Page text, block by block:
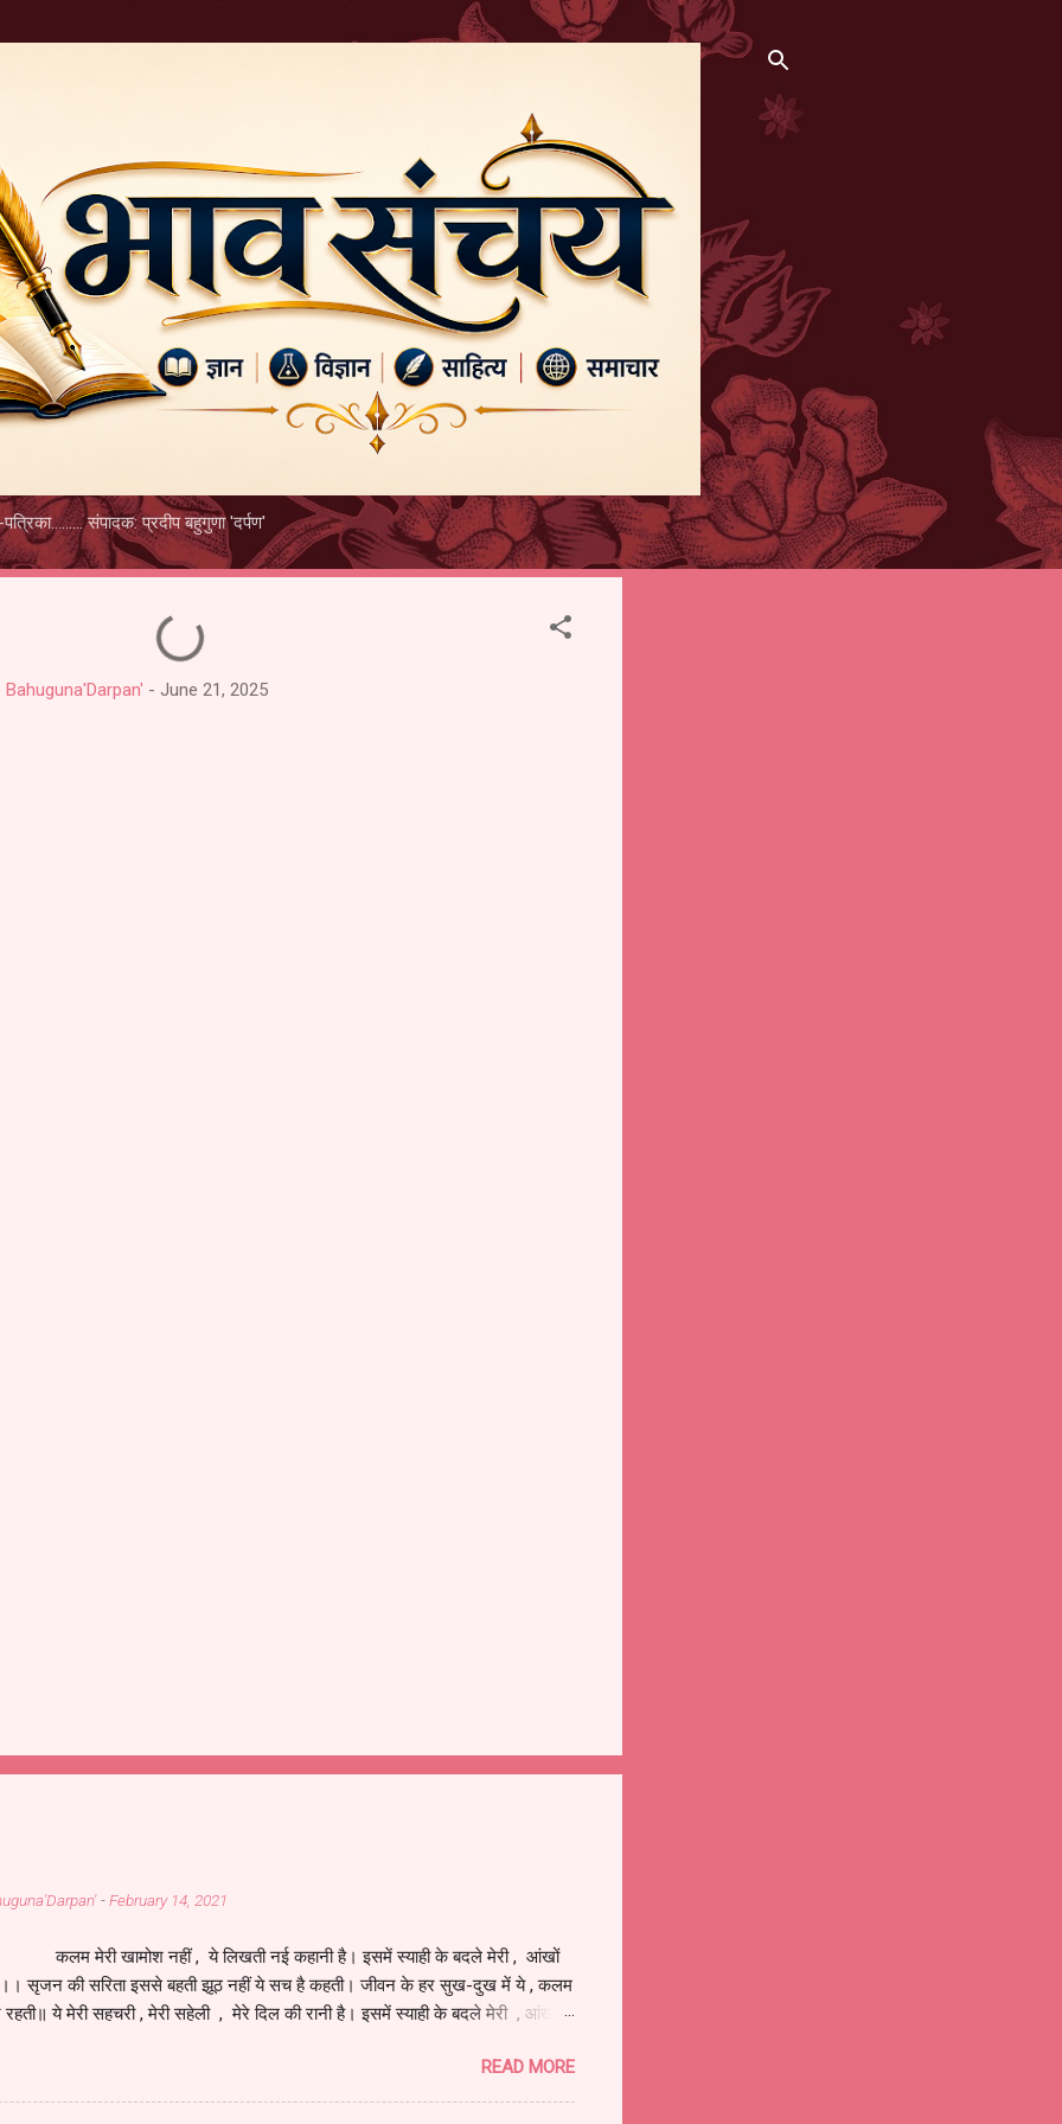
पत्रिका......... संपादक: प्रदीप बहुगुणा 'दर्पण'
Bahuguna'Darpan' - June 21, 2025
-February 14, 2021
खामोश नहीं , ये लिखती नई कहानी है। इसमें स्याही के बदले मेरी , आंखों
है।। सृजन की सरिता इससे बहती झूठ नहीं ये सच है कहती। जीवन के हर सुख-दुख में ये , कलम
ये मेरी सहचरी , मेरी सहेली , मेरे दिल की रानी है। इसमें स्याही के बदले मेरी , आंखों
बनाया।। मेरे आपके अनुभवों की , ये तस्वीर नूरानी है। इसमें स्याही के बदले मेरी , आंखों वाला
कवि का है हथियार , इसका है सब पर अधिकार। जीवन के इस महासागर में , कलम बनी
READ MORE